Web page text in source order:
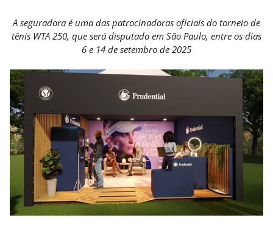
A seguradora é uma das patrocinadoras oficiais do torneio de
tênis WTA 250, que será disputado em São Paulo, entre os dias
6 e 14 de setembro de 2025